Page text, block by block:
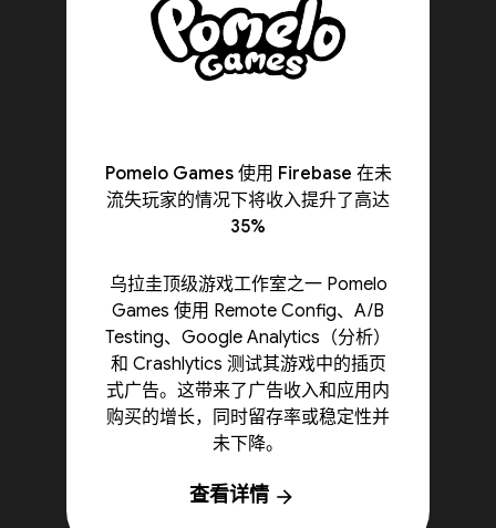
Pomelo Games 使用 Firebase 在未
流失玩家的情况下将收入提升了高达
35%
乌拉圭顶级游戏工作室之一 Pomelo
Games 使用 Remote Config、A/B
Testing、Google Analytics（分析）
和 Crashlytics 测试其游戏中的插页
式广告。这带来了广告收入和应用内
购买的增长，同时留存率或稳定性并
未下降。
查看详情 arrow_forward